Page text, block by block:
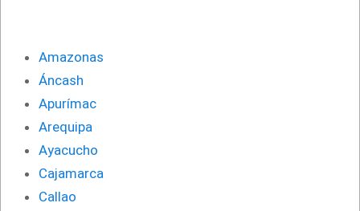
Amazonas
Áncash
Apurímac
Arequipa
Ayacucho
Cajamarca
Callao